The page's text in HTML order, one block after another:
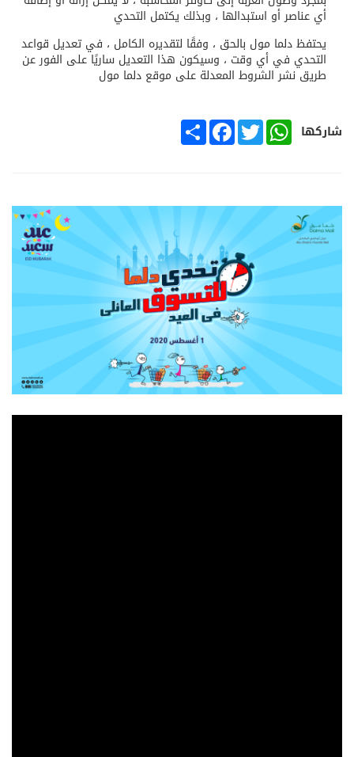
أي عناصر أو استبدالها ، وبذلك يكتمل التحدي
يحتفظ دلما مول بالحق ، وفقًا لتقديره الكامل ، في تعديل قواعد
التحدي في أي وقت ، وسيكون هذا التعديل ساريًا على الفور عن
طريق نشر الشروط المعدلة على موقع دلما مول
شاركها SHARE
FACEBOOKTWITTER
WHATSAPP